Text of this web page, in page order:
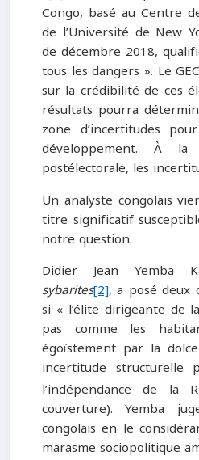
Congo, basé au Centre
de l’Université de New
de décembre 2018,
tous les dangers ». Le
sur la crédibilité de ces
résultats pourra
zone d’incertitudes
développement. À
postélectorale, les
Un analyste congolais
titre significatif
notre question.
Didier Jean Yemba
sybarites[2], a posé deux
si « l’élite dirigeante de
pas comme les
égoïstement par la
incertitude structurelle
l’indépendance de la
couverture). Yemba
congolais en le
marasme sociopolitique